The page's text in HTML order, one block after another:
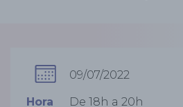
09/07/2022
Hora De 18h a 20h